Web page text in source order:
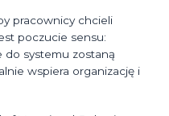
pracownicy chcieli
poczucie sensu:
do systemu zostaną
wspiera organizację i